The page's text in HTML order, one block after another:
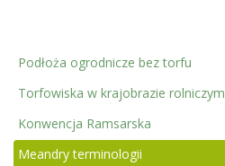
Podłoża ogrodnicze bez torfu
Torfowiska w krajobrazie rolniczym
Konwencja Ramsarska
Meandry terminologii